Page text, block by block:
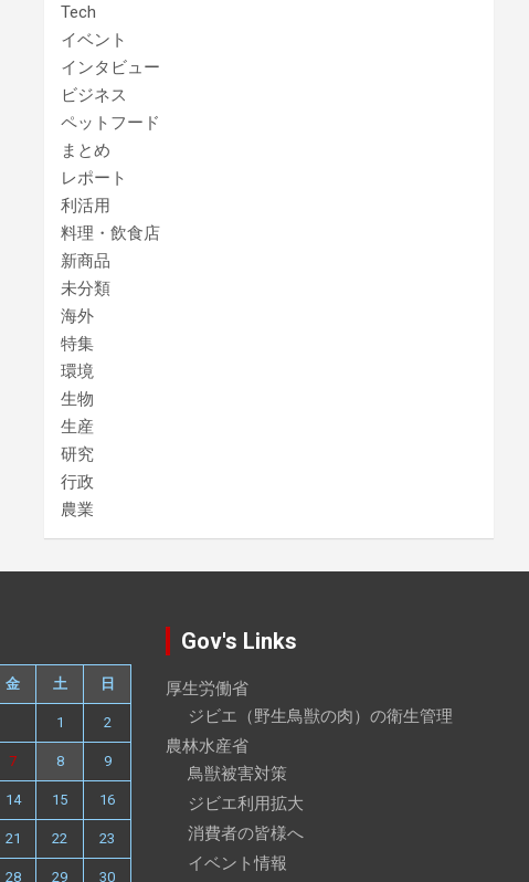
Tech
イベント
インタビュー
ビジネス
ペットフード
まとめ
レポート
利活用
料理・飲食店
新商品
未分類
海外
特集
環境
生物
生産
研究
行政
農業
金 土 日
1 2
7 8 9
14 15 16
21 22 23
28 29 30
Gov's Links
厚生労働省
ジビエ（野生鳥獣の肉）の衛生管理
農林水産省
鳥獣被害対策
ジビエ利用拡大
消費者の皆様へ
イベント情報